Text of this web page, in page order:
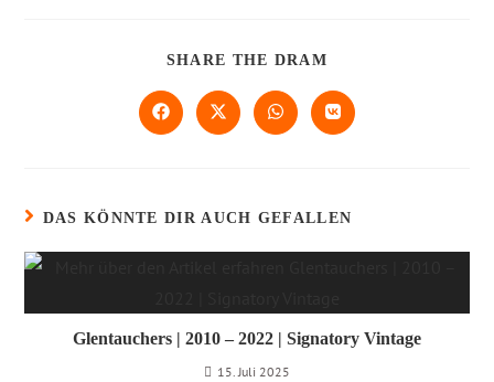
SHARE THE DRAM
DAS KÖNNTE DIR AUCH GEFALLEN
Glentauchers | 2010 – 2022 | Signatory Vintage
15. Juli 2025